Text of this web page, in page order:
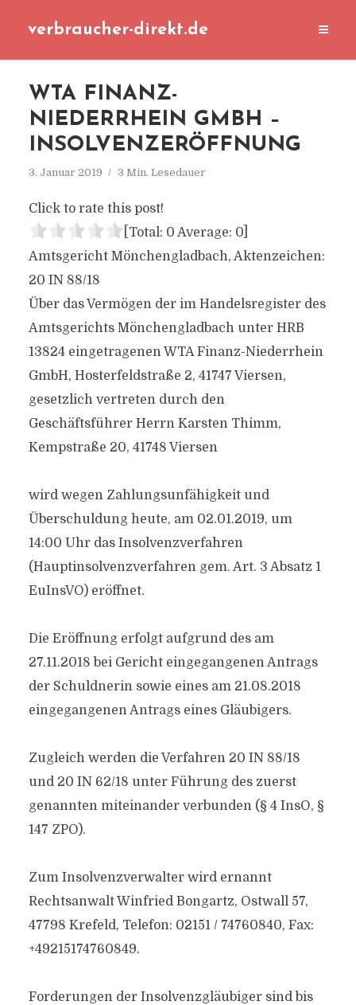
verbraucher-direkt.de
WTA FINANZ-
NIEDERRHEIN GMBH –
INSOLVENZERÖFFNUNG
3. Januar 2019 3 Min. Lesedauer
Click to rate this post!
[Total: 0 Average: 0]
Amtsgericht Mönchengladbach, Aktenzeichen:
20 IN 88/18
Über das Vermögen der im Handelsregister des
Amtsgerichts Mönchengladbach unter HRB
13824 eingetragenen WTA Finanz-Niederrhein
GmbH, Hosterfeldstraße 2, 41747 Viersen,
gesetzlich vertreten durch den
Geschäftsführer Herrn Karsten Thimm,
Kempstraße 20, 41748 Viersen
wird wegen Zahlungsunfähigkeit und
Überschuldung heute, am 02.01.2019, um
14:00 Uhr das Insolvenzverfahren
(Hauptinsolvenzverfahren gem. Art. 3 Absatz 1
EuInsVO) eröffnet.
Die Eröffnung erfolgt aufgrund des am
27.11.2018 bei Gericht eingegangenen Antrags
der Schuldnerin sowie eines am 21.08.2018
eingegangenen Antrags eines Gläubigers.
Zugleich werden die Verfahren 20 IN 88/18
und 20 IN 62/18 unter Führung des zuerst
genannten miteinander verbunden (§ 4 InsO, §
147 ZPO).
Zum Insolvenzverwalter wird ernannt
Rechtsanwalt Winfried Bongartz, Ostwall 57,
47798 Krefeld, Telefon: 02151 / 74760840, Fax:
+49215174760849.
Forderungen der Insolvenzgläubiger sind bis